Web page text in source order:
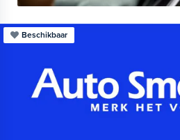
Beschikbaar